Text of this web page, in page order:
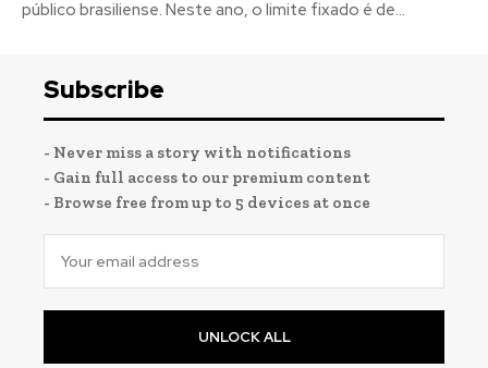
público brasiliense. Neste ano, o limite fixado é de...
Subscribe
- Never miss a story with notifications
- Gain full access to our premium content
- Browse free from up to 5 devices at once
UNLOCK ALL